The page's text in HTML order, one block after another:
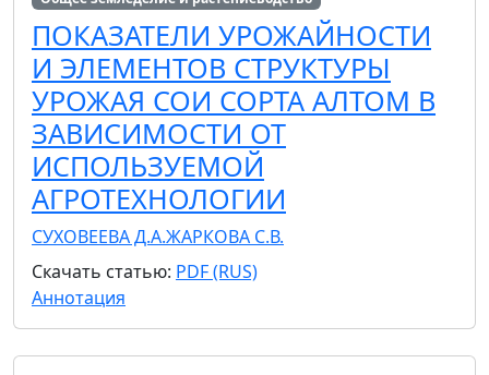
ПОКАЗАТЕЛИ УРОЖАЙНОСТИ
И ЭЛЕМЕНТОВ СТРУКТУРЫ
УРОЖАЯ СОИ СОРТА АЛТОМ В
ЗАВИСИМОСТИ ОТ
ИСПОЛЬЗУЕМОЙ
АГРОТЕХНОЛОГИИ
СУХОВЕЕВА Д.А.ЖАРКОВА С.В.
Скачать статью: PDF (RUS)
Аннотация